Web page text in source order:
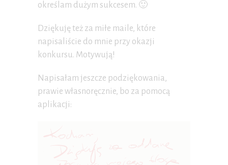
określam dużym sukcesem. 🙂
Dziękuję też za miłe maile, które
napisaliście do mnie przy okazji
konkursu. Motywują!
Napisałam jeszcze podziękowania,
prawie własnoręcznie, bo za pomocą
aplikacji: